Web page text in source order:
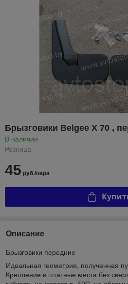
Брызговики Belgee Х 70 ,
В наличии
Розница
45 руб./пара
Описание
Брызговики передние
Идеальная геометрия, полученная
Крепление в штатные места без